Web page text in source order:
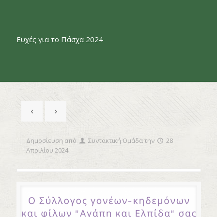
Ευχές για το Πάσχα 2024
Δημοσίευση από Συντακτική Ομάδατην
28
Απριλίου 2024